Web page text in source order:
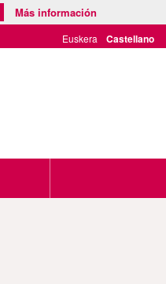
Más información